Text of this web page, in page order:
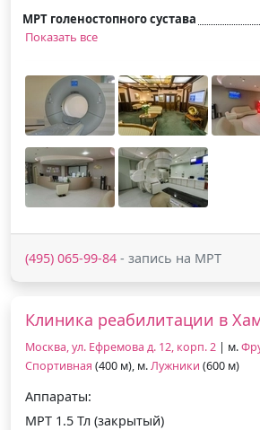
МРТ голеностопного сустава
Показать все
(495) 065-99-84 - запись на МРТ
Клиника реабилитации в
Москва, ул. Ефремова д. 12, корп. 2 | м.
Спортивная (400 м), м.Лужники (600 м)
Аппараты:
МРТ 1.5 Тл (закрытый)